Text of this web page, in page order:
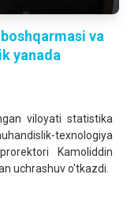
va
yanada
viloyati statistika
texnologiya
Kamoliddin
uchrashuv o'tkazdi.